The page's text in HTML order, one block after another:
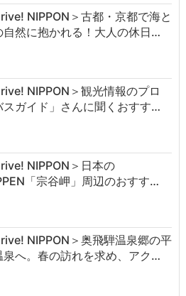
NIPPON＞古都・京都で海と
自然に抱かれる！大人の休日…
NIPPON＞観光情報のプロ
スガイド」さんに聞くおすす…
NIPPON＞日本の
「宗谷岬」周辺のおすす…
NIPPON＞奥飛騨温泉郷の平
泉へ。春の訪れを求め、アク…